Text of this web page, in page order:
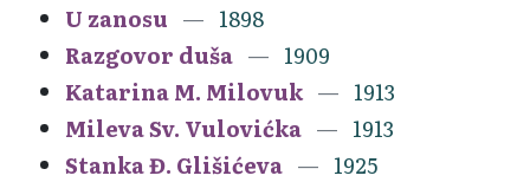
U zanosu
1898
Razgovor duša
1909
Katarina M. Milovuk
1913
Mileva Sv. Vulovićka
1913
Stanka Đ. Glišićeva
1925